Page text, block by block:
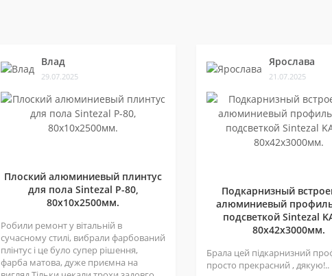
Влад
29.07.2025
Плоский алюминиевый плинтус
для пола Sintezal P-80,
80х10х2500мм.
Робили ремонт у вітальній в
сучасному стилі, вибрали фарбований
плінтус і це було супер рішення,
фарба матова, дуже приємна на
Ярослава
21.07.2025
Подкарнизный
алюминиевый профиль
подсветкой Sintezal
80х42x3000мм.
Брала цей підкарнизний
просто прекрасний , дякую!..